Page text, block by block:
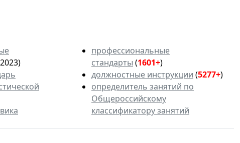
профессиональные
стандарты (1601+)
должностные инструкции (5277+)
определитель занятий по
Общероссийскому
классификатору занятий